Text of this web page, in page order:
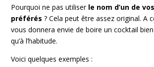
Pourquoi ne pas utiliser le nom d’un de
préférés ? Cela peut être assez original. A
vous donnera envie de boire un cocktail
qu’à l’habitude.
Voici quelques exemples :